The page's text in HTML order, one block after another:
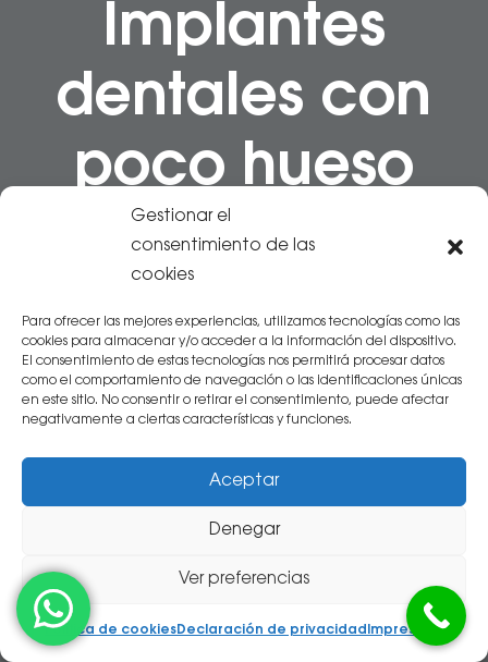
Gestionar el
consentimiento de las
cookies
Para ofrecer las mejores experiencias, utilizamos tecnologías como las
cookies para almacenar y/o acceder a la información del dispositivo.
El consentimiento de estas tecnologías nos permitirá procesar datos
como el comportamiento de navegación o las identificaciones únicas
en este sitio. No consentir o retirar el consentimiento, puede afectar
negativamente a ciertas características y funciones.
Aceptar
Denegar
Ver preferencias
Política de cookiesDeclaración de privacidad Impressum
Implantes
dentales con
poco hueso
Matei Nae
hace 1 semana
La clínica tiene un trato inmejorable con los
Esther por su profesionalidad y calidad de trabajo,
de estar hasta arriba de trabajo.
Raul Lasheras
hace 2 semanas